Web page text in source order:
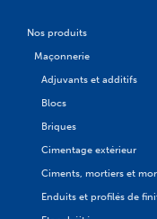
Nos produits
Maçonnerie
Adjuvants et additifs
Blocs
Briques
Cimentage extérieur
Ciments, mortiers et
Enduits et profilés de